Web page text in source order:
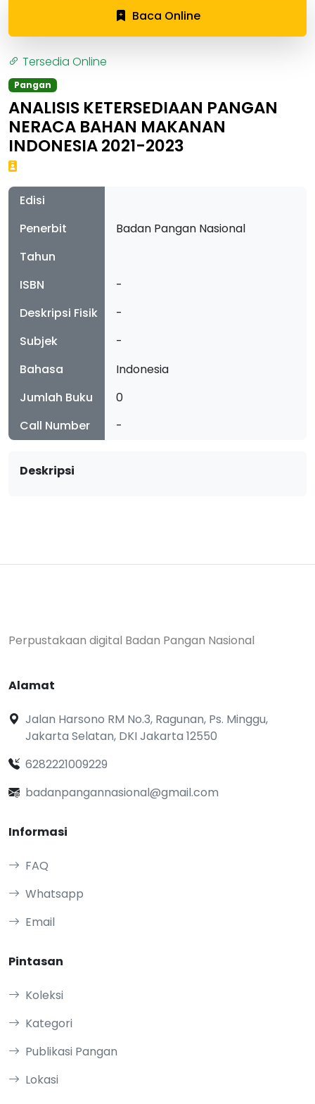
Baca Online
Tersedia Online
Pangan
ANALISIS KETERSEDIAAN PANGAN
NERACA BAHAN MAKANAN
INDONESIA 2021-2023
Edisi
Penerbit
Badan Pangan Nasional
Tahun
ISBN
-
Deskripsi Fisik
-
Subjek
-
Bahasa
Indonesia
Jumlah Buku
0
Call Number
-
Deskripsi
Perpustakaan digital Badan Pangan Nasional
Alamat
Jalan Harsono RM No.3, Ragunan, Ps. Minggu,
Jakarta Selatan, DKI Jakarta 12550
6282221009229
badanpangannasional@gmail.com
Informasi
FAQ
Whatsapp
Email
Pintasan
Koleksi
Kategori
Publikasi Pangan
Lokasi